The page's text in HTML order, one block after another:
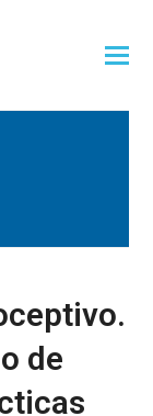
de